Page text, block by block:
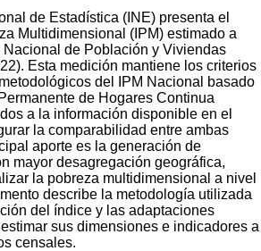
de Estadística (INE) presenta el
Multidimensional (IPM) estimado a
Nacional de Población y Viviendas
Esta medición mantiene los criterios
del IPM Nacional basado
de Hogares Continua
a la información disponible en el
la comparabilidad entre ambas
aporte es la generación de
mayor desagregación geográfica,
la pobreza multidimensional a nivel
describe la metodología utilizada
del índice y las adaptaciones
sus dimensiones e indicadores a
censales.